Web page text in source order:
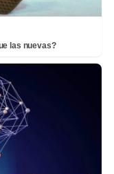
las nuevas?